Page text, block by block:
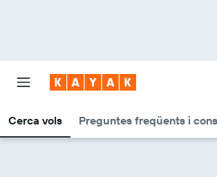
Cerca vols Preguntes freqüents i